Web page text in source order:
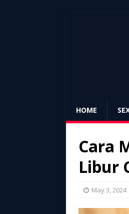
HOME
Cara
Libur
May 3, 2024